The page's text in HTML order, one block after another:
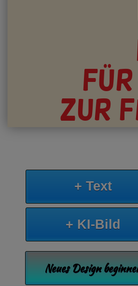
für
zur
+ Text
+ KI-Bild
Neues Design